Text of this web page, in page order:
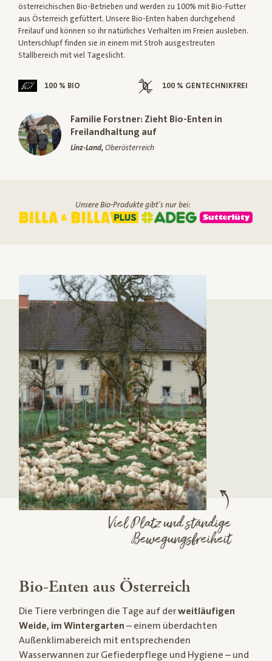
österreichischen Bio-Betrieben und werden zu 100% mit Bio-Futter
aus Österreich gefüttert. Unsere Bio-Enten haben durchgehend
Freilauf und können so ihr natürliches Verhalten im Freien ausleben.
Unterschlupf finden sie in einem mit Stroh ausgestreuten
Stallbereich mit viel Tageslicht.
100 % BIO 100 % GENTECHNIKFREI
Familie Forstner: Zieht Bio-Enten in
Freilandhaltung auf
Linz-Land, Oberösterreich
Unsere Bio-Produkte gibt's nur bei:
Viel Platz und ständige
Bewegungsfreiheit
Bio-Enten aus Österreich
Die Tiere verbringen die Tage auf derweitläufigen
Weide, im Wintergarten – einem überdachten
Außenklimabereich mit entsprechenden
Wasserwannen zur Gefiederpflege und Hygiene – und